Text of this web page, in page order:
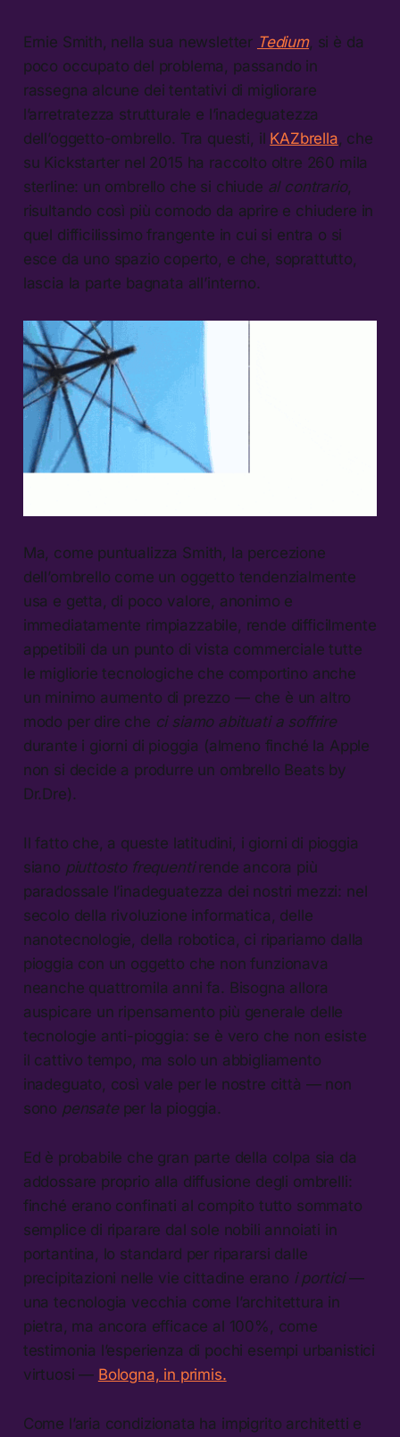
Ernie Smith, nella sua newsletter Tedium, si è da
poco occupato del problema, passando in
rassegna alcune dei tentativi di migliorare
l’arretratezza strutturale e l’inadeguatezza
dell’oggetto-ombrello. Tra questi, il KAZbrella , che
su Kickstarter nel 2015 ha raccolto oltre 260 mila
sterline: un ombrello che si chiude al contrario,
risultando così più comodo da aprire e chiudere in
quel difficilissimo frangente in cui si entra o si
esce da uno spazio coperto, e che, soprattutto,
lascia la parte bagnata all’interno.
Ma, come puntualizza Smith, la percezione
dell’ombrello come un oggetto tendenzialmente
usa e getta, di poco valore, anonimo e
immediatamente rimpiazzabile, rende difficilmente
appetibili da un punto di vista commerciale tutte
le migliorie tecnologiche che comportino anche
un minimo aumento di prezzo — che è un altro
modo per dire che ci siamo abituati a soffrire
durante i giorni di pioggia (almeno finché la Apple
non si decide a produrre un ombrello Beats by
Dr.Dre).
Il fatto che, a queste latitudini, i giorni di pioggia
siano piuttosto frequentirende ancora più
paradossale l’inadeguatezza dei nostri mezzi: nel
secolo della rivoluzione informatica, delle
nanotecnologie, della robotica, ci ripariamo dalla
pioggia con un oggetto che non funzionava
neanche quattromila anni fa. Bisogna allora
auspicare un ripensamento più generale delle
tecnologie anti-pioggia: se è vero che non esiste
il cattivo tempo, ma solo un abbigliamento
inadeguato, così vale per le nostre città — non
sono pensateper la pioggia.
Ed è probabile che gran parte della colpa sia da
addossare proprio alla diffusione degli ombrelli:
finché erano confinati al compito tutto sommato
semplice di riparare dal sole nobili annoiati in
portantina, lo standard per ripararsi dalle
precipitazioni nelle vie cittadine erano i portici—
una tecnologia vecchia come l’architettura in
pietra, ma ancora efficace al 100%, come
testimonia l’esperienza di pochi esempi urbanistici
virtuosi — Bologna, in primis.
Come l’aria condizionata ha impigrito architetti e